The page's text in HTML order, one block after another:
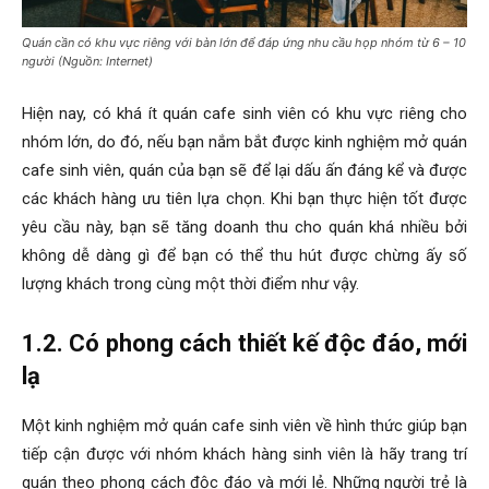
Quán cần có khu vực riêng với bàn lớn để đáp ứng nhu cầu họp nhóm từ 6 – 10
người (Nguồn: Internet)
Hiện nay, có khá ít quán cafe sinh viên có khu vực riêng cho
nhóm lớn, do đó, nếu bạn nắm bắt được kinh nghiệm mở quán
cafe sinh viên, quán của bạn sẽ để lại dấu ấn đáng kể và được
các khách hàng ưu tiên lựa chọn. Khi bạn thực hiện tốt được
yêu cầu này, bạn sẽ tăng doanh thu cho quán khá nhiều bởi
không dễ dàng gì để bạn có thể thu hút được chừng ấy số
lượng khách trong cùng một thời điểm như vậy.
1.2. Có phong cách thiết kế độc đáo, mới
lạ
Một kinh nghiệm mở quán cafe sinh viên về hình thức giúp bạn
tiếp cận được với nhóm khách hàng sinh viên là hãy trang trí
quán theo phong cách độc đáo và mới lẻ. Những người trẻ là